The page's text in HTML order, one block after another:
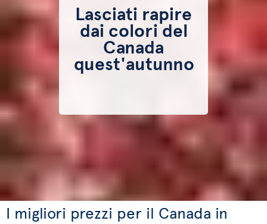
Lasciati rapire
dai colori del
Canada
quest'autunno
I migliori prezzi per il Canada in